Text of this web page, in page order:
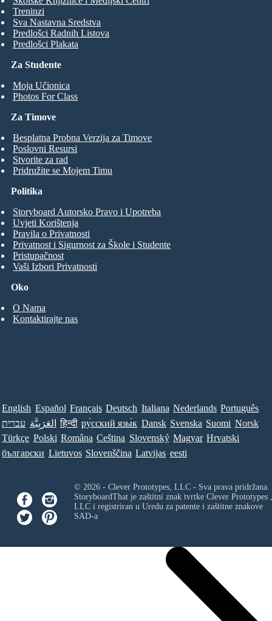
Za Studente
Moja Učionica
Photos For Class
Treninzi
Sva Nastavna Sredstva
Predlošci Radnih Listova
Predlošci Plakata
Za Timove
Besplatna Probna Verzija za Timove
Poslovni Resursi
Stvorite za rad
Pridružite se Mojem Timu
Oko
O Nama
Kontaktirajte nas
Politika
Storyboard Autorsko Pravo i Upotreba
Uvjeti Korištenja
Pravila o Privatnosti
Privatnost i Sigurnost za Škole i Studente
Pristupačnost
Vaši Izbori Privatnosti
English Español Français Deutsch Italiana Nederlands Português
עברית العَرَبِيَّة हिन्दी ру́сский язы́к Dansk Svenska Suomi Norsk
Türkçe Polski Româna Ceština Slovenský Magyar Hrvatski
български Lietuvos Slovenščina Latvijas eesti
© 2026 - Clever Prototypes, LLC - Sva prava pridržana.
StoryboardThat je zaštitni znak tvrtke Clever Prototypes ,
LLCi registriran u Uredu za patente i zaštitne znakove
SAD-a